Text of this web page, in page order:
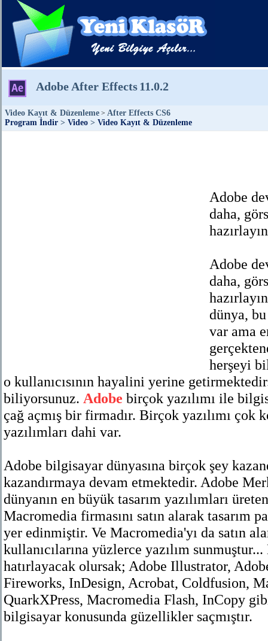
Adobe After Effects11.0.2
Video Kayıt & Düzenleme > After Effects CS6
Program İndir > Video > Video Kayıt & Düzenleme
Adobe
daha,
Adobe
daha,
dünya,
var ama
herşeyi
o kullanıcısının hayalini yerine
biliyorsunuz. Adobe birçok yazılımı ile
çağ açmış bir firmadır. Birçok yazılımı çok
yazılımları dahi var.
Adobe bilgisayar dünyasına birçok şey
kazandırmaya devam etmektedir. Adobe
dünyanın en büyük tasarım yazılımları
Macromedia firmasını satın alarak tasarım
yer edinmiştir. Ve Macromedia'yı da satın
kullanıcılarına yüzlerce yazılım
hatırlayacak olursak; Adobe Illustrator,
Fireworks, InDesign, Acrobat, Coldfusion,
QuarkXPress, Macromedia Flash, InCopy
bilgisayar konusunda güzellikler saçmıştır.